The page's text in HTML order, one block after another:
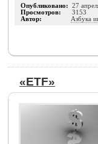
Опубликовано: 27
Просмотров: 3153
Автор: Азбука
«ETF»